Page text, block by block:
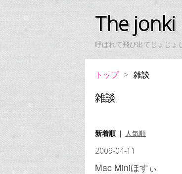
The jonki
呼ばれて飛び出てじょじょ
トップ > 雑談
雑談
新着順 人気順
2009-04-11
Mac Miniほすぃ